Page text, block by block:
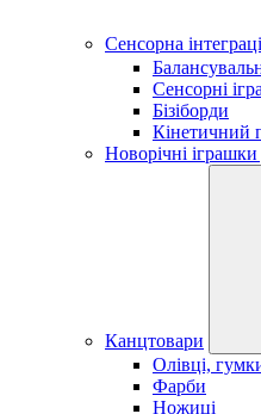
Сенсорна
Сенсорні
Бізіборди
Кінетичний
Новорічні іграшки
Канцтовари
Олівці,
Фарби
Ножиці